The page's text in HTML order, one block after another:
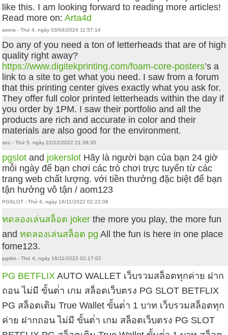
like this. I am looking forward to reading more articles!
Read more on:Arta4d
aeera - Thứ 4, ngày 03/04/2024 11:57:14
Do any of you need a ton of letterheads that are of high
quality right away?
https://www.digitekprinting.com/foam-core-posters’s a
link to a site to get what you need. I saw from a forum
that this printing center gives exactly what you ask for.
They offer full color printed letterheads within the day if
you order by 1PM. I saw their portfolio and all the
products are rich and accurate in color and their
materials are also good for the environment.
seo - Thứ 5, ngày 22/12/2022 21:39:35
pgslot and jokerslot Hãy là người bạn của bạn 24 giờ
mỗi ngày để bạn chơi các trò chơi trực tuyến từ các
trang web chất lượng. với tiền thưởng đặc biệt để bạn
tận hưởng vô tận / aom123
PGSLOT - Thứ 4, ngày 16/11/2022 02:22:08
ทดลองเล่นสล็อต joker the more you play, the more fun
andทดลองเล่นสล็อต pg All the fun is here in one place
fome123.
pgslot - Thứ 4, ngày 16/11/2022 02:17:02
PG BETFLIX AUTO WALLET เว็บรวมสล็อตทุกค่าย ฝาก
ถอน ไม่มี ขั้นต่ํา เกม สล็อตเว็บตรง PG SLOT BETFLIX
PG สล็อตเติม True Wallet ขั้นต่ํา 1 บาท เว็บรวมสล็อตทุก
ค่าย ฝากถอน ไม่มี ขั้นต่ํา เกม สล็อตเว็บตรง PG SLOT